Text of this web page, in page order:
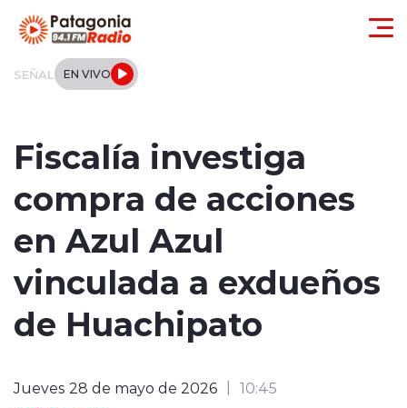
SEÑAL EN VIVO
Local
Tendencias
Internacional
Entrevistas
Fiscalía investiga
compra de acciones
en Azul Azul
vinculada a exdueños
de Huachipato
Jueves 28 de mayo de 2026 10:45